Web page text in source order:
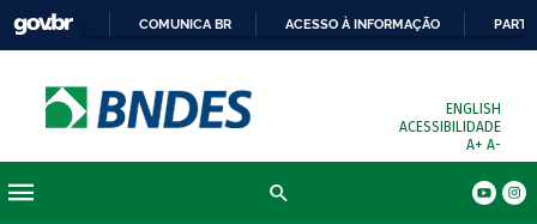
COMUNICA BR ACESSO À INFORMAÇÃO
ENGLISH
ACESSIBILIDADE
A+ A-